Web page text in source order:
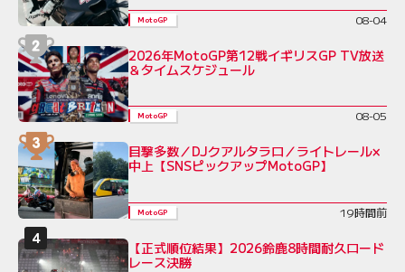
MotoGP 08-04
2026年MotoGP第12戦イギリスGP TV放送
＆タイムスケジュール
MotoGP 08-05
目撃多数／DJクアルタラロ／ライトレール×
中上【SNSピックアップMotoGP】
MotoGP 19時間前
【正式順位結果】2026鈴鹿8時間耐久ロード
レース決勝